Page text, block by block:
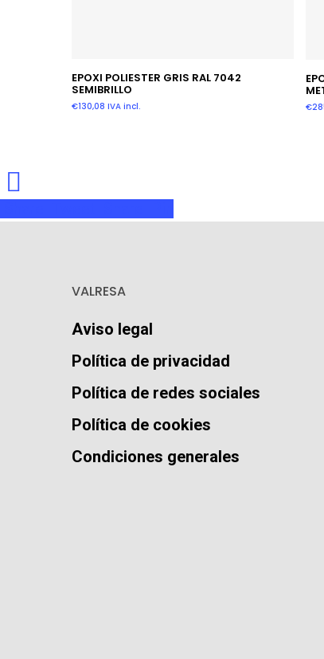
Añadir Al Carrito
EPOXI POLIESTER GRIS RAL 7042
SEMIBRILLO
€130,08 IVA incl. €
VALRESA
Aviso legal
Política de privacidad
Política de redes sociales
Política de cookies
Condiciones generales